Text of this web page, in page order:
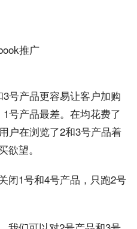
号产品更容易让客户加购
号产品最差。在均花费了
户在浏览了2和3号产品着
欲望。
闭1号和4号产品，只跑2号